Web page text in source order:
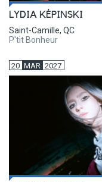
LYDIA KÉPINSKI
Saint-Camille, QC
P'tit Bonheur
20 MAR 2027